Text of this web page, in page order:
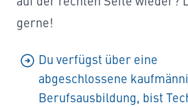
gerne!
Du verfügst über eine
abgeschlossene
Berufsausbildung, bist